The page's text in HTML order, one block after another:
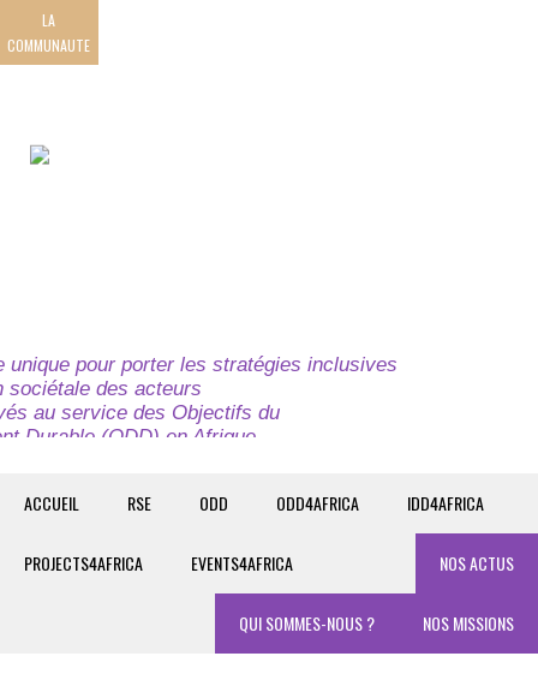
LA
COMMUNAUTE
unique pour porter les stratégies inclusives
sociétale des acteurs
au service des Objectifs du
Durable (ODD) en Afrique.
ACCUEIL RSE ODD ODD4AFRICA IDD4AFRICA
PROJECTS4AFRICA EVENTS4AFRICA NOS ACTUS
NOS MISSIONS
QUI SOMMES-NOUS ?